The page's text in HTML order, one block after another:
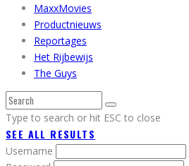
MaxxMovies
Productnieuws
Reportages
Het Rijbewijs
The Guys
Type to search or hit ESC to close
SEE ALL RESULTS
Username